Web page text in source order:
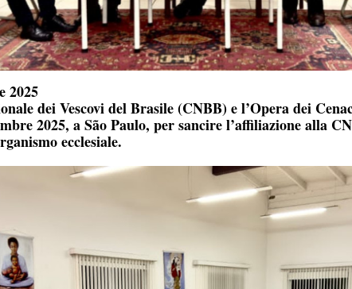
2025
dei Vescovi del Brasile (CNBB) e l’Opera dei
2025, a São Paulo, per sancire l’affiliazione alla
ecclesiale.